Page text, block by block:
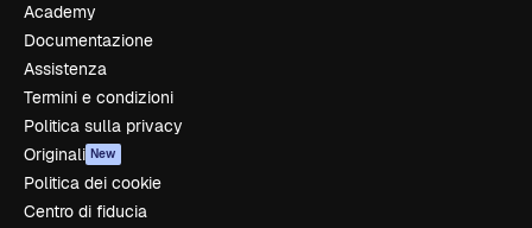
Academy
Documentazione
Assistenza
Termini e condizioni
Politica sulla privacy
Originali New
Politica dei cookie
Centro di fiducia